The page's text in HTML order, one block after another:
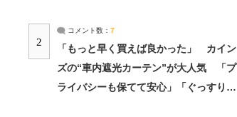
2
コメント数： 7
「もっと早く買えば良かった」 カイン
ズの“車内遮光カーテン”が大人気 「プ
ライバシーも保てて安心」「ぐっすり眠